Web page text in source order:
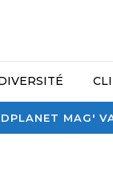
MAG'